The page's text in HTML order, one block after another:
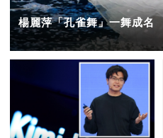
楊麗萍「孔雀舞」一舞成名